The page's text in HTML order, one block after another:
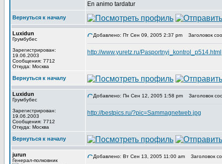
En animo tardatur
Вернуться к началу
Luxidun
Грумбубес
Зарегистрирован:
19.06.2003
Сообщения: 7712
Откуда: Москва
Добавлено: Пт Сен 09, 2005 2:37 pm Заголовок
http://www.yuretz.ru/Pasportnyj_kontrol_p514.html
Вернуться к началу
Luxidun
Грумбубес
Зарегистрирован:
19.06.2003
Сообщения: 7712
Откуда: Москва
Добавлено: Пн Сен 12, 2005 1:58 pm Заголовок
http://bestpics.ru/?pic=Sammagnetweb.jpg
Вернуться к началу
jurun
Генерал-полковник
Добавлено: Вт Сен 13, 2005 11:00 am Заголовок